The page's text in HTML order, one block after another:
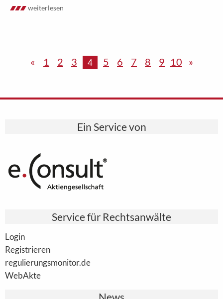
weiterlesen
« 1 2 3 4 5 6 7 8 9 10 »
Ein Service von
Service für Rechtsanwälte
Login
Registrieren
regulierungsmonitor.de
WebAkte